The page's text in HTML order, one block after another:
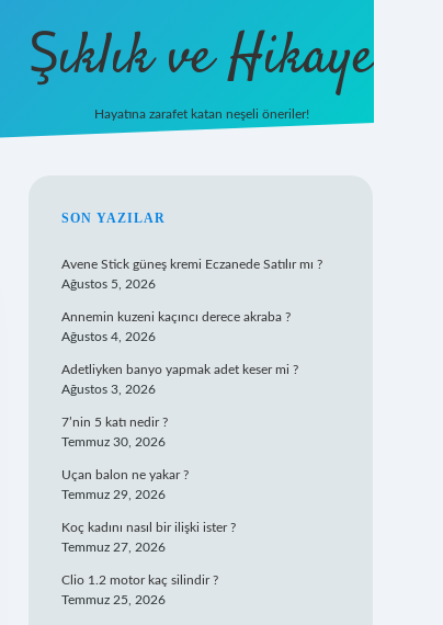
Şıklık ve Hikaye
Hayatına zarafet katan neşeli öneriler!
SIDEBAR
SON YAZILAR
Avene Stick güneş kremi Eczanede Satılır mı ?
Ağustos 5, 2026
Annemin kuzeni kaçıncı derece akraba ?
Ağustos 4, 2026
Adetliyken banyo yapmak adet keser mi ?
Ağustos 3, 2026
7’nin 5 katı nedir ?
Temmuz 30, 2026
Uçan balon ne yakar ?
Temmuz 29, 2026
Koç kadını nasıl bir ilişki ister ?
Temmuz 27, 2026
Clio 1.2 motor kaç silindir ?
Temmuz 25, 2026